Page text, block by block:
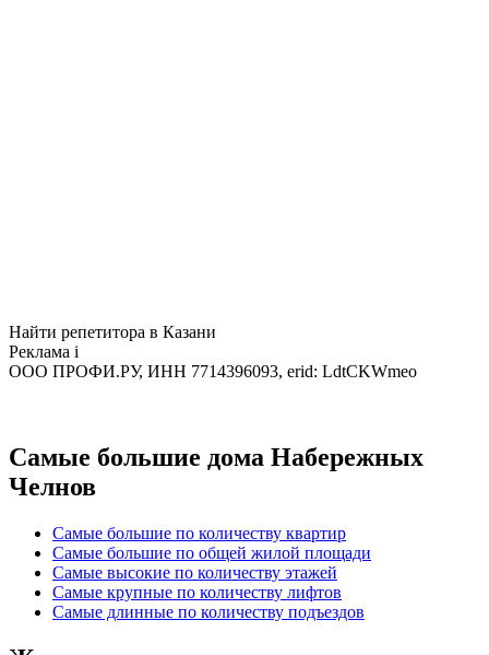
Найти репетитора в Казани
Реклама i
ООО ПРОФИ.РУ, ИНН 7714396093, erid: LdtCKWmeo
Самые большие дома Набережных
Челнов
Самые большие по количеству квартир
Самые большие по общей жилой площади
Самые высокие по количеству этажей
Самые крупные по количеству лифтов
Самые длинные по количеству подъездов